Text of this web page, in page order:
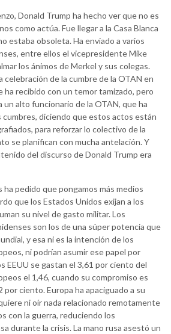
Donald Trump ha hecho ver que no es
como actúa. Fue llegar a la Casa Blanca
estaba obsoleta. Ha enviado a varios
entre ellos el vicepresidente Mike
los ánimos de Merkel y sus colegas.
celebración de la cumbre de la OTAN en
ha recibido con un temor tamizado, pero
un alto funcionario de la OTAN, que ha
cumbres, diciendo que estos actos están
para reforzar lo colectivo de la
se planifican con mucha antelación. Y
del discurso de Donald Trump era
ha pedido que pongamos más medios
que los Estados Unidos exijan a los
su nivel de gasto militar. Los
son los de una súper potencia que
y esa ni es la intención de los
ni podrían asumir ese papel por
EEUU se gastan el 3,61 por ciento del
el 1,46, cuando su compromiso es
por ciento. Europa ha apaciguado a su
ni oír nada relacionado remotamente
con la guerra, reduciendo los
durante la crisis. La mano rusa asestó un